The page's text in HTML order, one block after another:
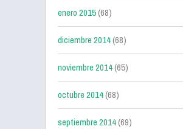
enero 2015(68)
diciembre 2014(68)
noviembre 2014(65)
octubre 2014(68)
septiembre 2014(69)